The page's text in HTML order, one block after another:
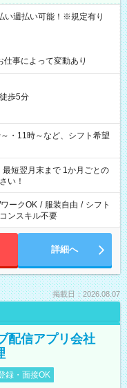
週払い可能！※規定有り
事によって変動あり
歩5分
11時～など、シフト希望
最短翌月末まで 1か月ごとの
い！
ークOK / 服装自由 / シフト
ンスキル不要
詳細へ
掲載日：2026.08.07
配信アプリ会社
録・面接OK